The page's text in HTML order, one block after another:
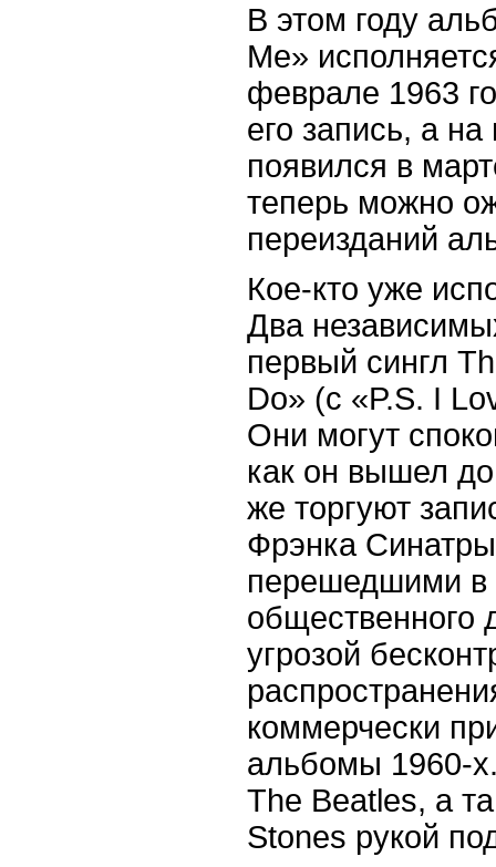
В этом году
Me»
феврале 1963
его запись, а
появился в
теперь можно
переизданий
Кое-кто уже
Два
первый сингл
Do» (с «P.S. I
Они могут
как он вышел до
же торгуют
Фрэнка
перешедшими в
общественного
угрозой
коммерчески
альбомы 1960-
The Beatles, а
Stones рукой